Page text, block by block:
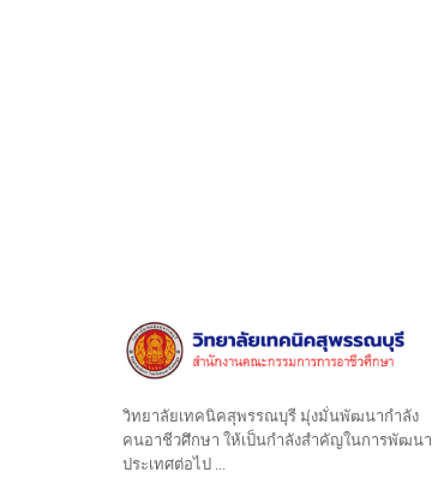
วิทยาลัยเทคนิคสุพรรณบุรี มุ่งมั่นพัฒนากำลัง
คนอาชีวศึกษา ให้เป็นกำลังสำคัญในการพัฒนา
ประเทศต่อไป ...